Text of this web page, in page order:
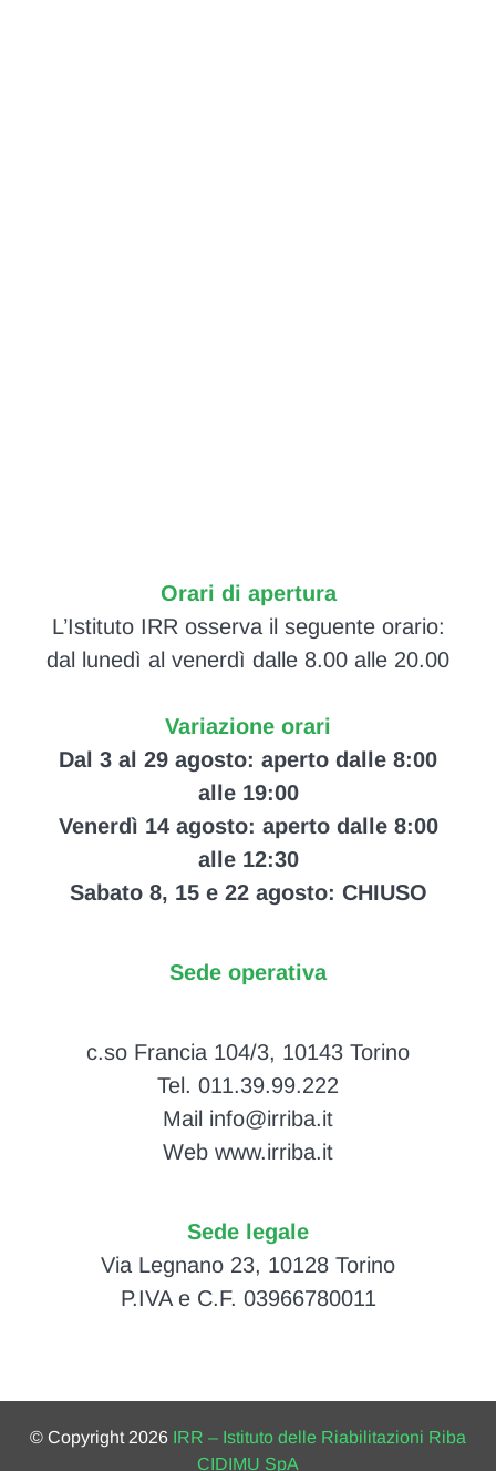
Orari di apertura
L’Istituto IRR osserva il seguente orario:
dal lunedì al venerdì dalle 8.00 alle 20.00
Variazione orari
Dal 3 al 29 agosto: aperto dalle 8:00
alle 19:00
Venerdì 14 agosto: aperto dalle 8:00
alle 12:30
Sabato 8, 15 e 22 agosto: CHIUSO
Sede operativa
c.so Francia 104/3, 10143 Torino
Tel. 011.39.99.222
Mail info@irriba.it
Web www.irriba.it
Sede legale
Via Legnano 23, 10128 Torino
P.IVA e C.F. 03966780011
© Copyright 2026 IRR – Istituto delle Riabilitazioni Riba
CIDIMU SpA